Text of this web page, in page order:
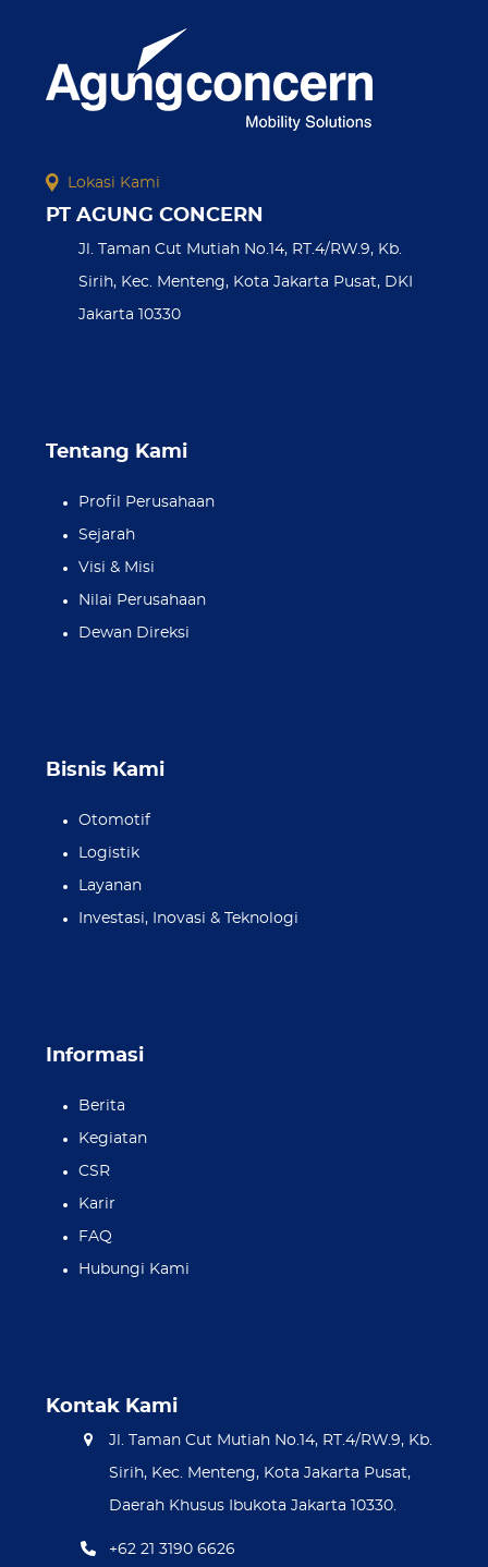
Lokasi Kami
PT AGUNG CONCERN
Jl. Taman Cut Mutiah No.14, RT.4/RW.9, Kb.
Sirih, Kec. Menteng, Kota Jakarta Pusat, DKI
Jakarta 10330
Tentang Kami
Profil Perusahaan
Sejarah
Visi & Misi
Nilai Perusahaan
Dewan Direksi
Bisnis Kami
Otomotif
Logistik
Layanan
Investasi, Inovasi & Teknologi
Informasi
Berita
Kegiatan
CSR
Karir
FAQ
Hubungi Kami
Kontak Kami
Jl. Taman Cut Mutiah No.14, RT.4/RW.9, Kb.
Sirih, Kec. Menteng, Kota Jakarta Pusat,
Daerah Khusus Ibukota Jakarta 10330.
+62 21 3190 6626